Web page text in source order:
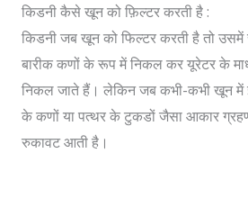
किडनी कैसे खून को फ़िल्टर करती है :
किडनी जब खून को फिल्टर करती है तो
बारीक कणों के रूप में निकल कर यूरेटर के
निकल जाते हैं। लेकिन जब कभी-कभी खून में
के कणों या पत्थर के टुकडों जैसा आकार
रुकावट आती है।
हूं और पेशे से डॉक्टर हूं।
लेजर स्किन क्लिनिक है।
मैं भी कुवैत में पली बढ़ी हूं...